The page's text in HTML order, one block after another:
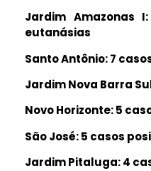
Jardim Amazonas
eutanásias
Santo Antônio: 7
Jardim Nova Barra
Novo Horizonte: 5
São José: 5 casos
Jardim Pitaluga: 4